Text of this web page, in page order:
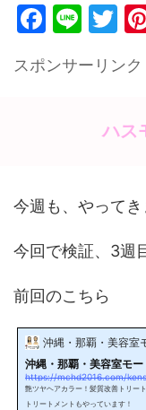
F
c
o
k
Li
e
T
itt
スポンサーリンク
ハス
今週も、やってき
今回で検証、3週
前回のこちら
沖縄・那覇・美容室
沖縄・那覇・美容室モ
https://mchd2016.com/
艶ツヤヘアカラー！髪質改善トリー
トリートメントもやっています！